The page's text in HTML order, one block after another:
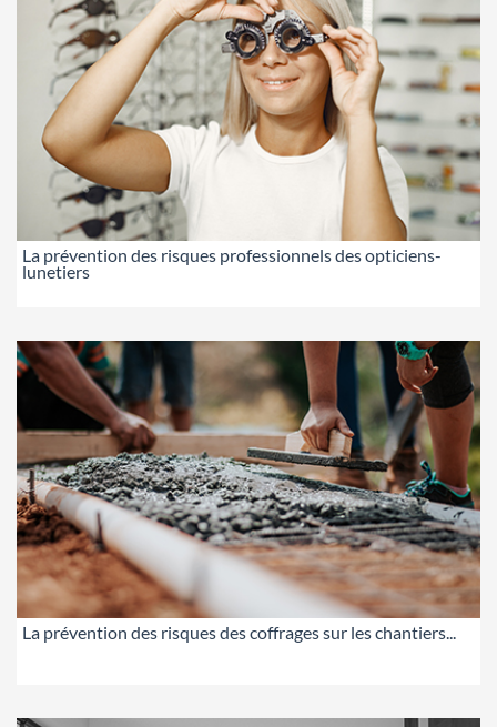
La prévention des risques professionnels des opticiens-
lunetiers
La prévention des risques des coffrages sur les chantiers...